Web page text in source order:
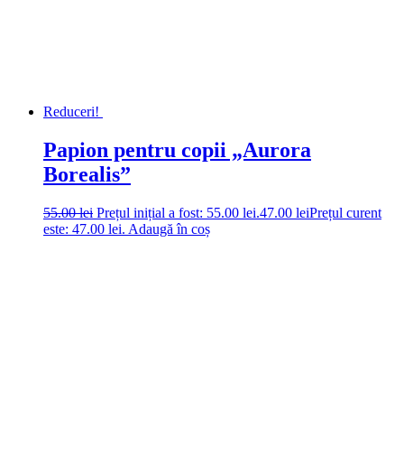
Reduceri!
Papion pentru copii „Aurora
Borealis”
55.00lei Prețul inițial a fost: 55.00 lei.47.00 leiPrețul curent
este: 47.00 lei. Adaugă în coș